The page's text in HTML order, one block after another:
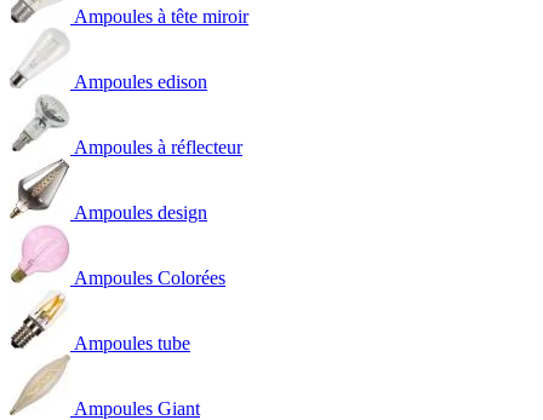
Ampoules à tête miroir
Ampoules edison
Ampoules à réflecteur
Ampoules design
Ampoules Colorées
Ampoules tube
Ampoules Giant